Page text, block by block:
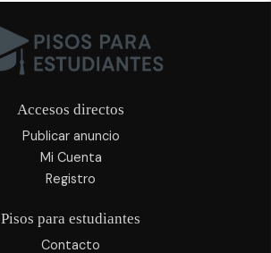
Accesos directos
Publicar anuncio
Mi Cuenta
Registro
Pisos para estudiantes
Contacto